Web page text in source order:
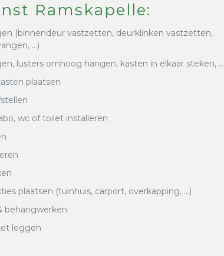
Ramskapelle:
(binnendeur vastzetten, deurklinken vastzetten,
…)
lusters omhoog hangen, kasten in elkaar steken, …
plaatsen
wc of toilet installeren
plaatsen (tuinhuis, carport, overkapping, …)
behangwerken
leggen